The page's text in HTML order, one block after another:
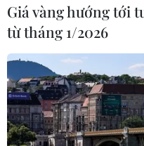
Giá vàng hướng tới
từ tháng 1/2026